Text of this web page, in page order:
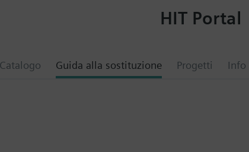
Catalogo Guida alla sostituzione Progetti Info
HIT Portal